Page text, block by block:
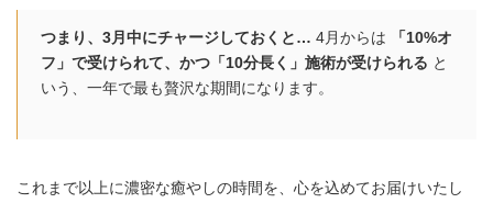
つまり、3月中にチャージしておくと… 4月からは
「10%オ
フ」で受けられて、かつ「10分長く」施術が受けられる と
いう、一年で最も贅沢な期間になります。
これまで以上に濃密な癒やしの時間を、心を込めてお届けいたし